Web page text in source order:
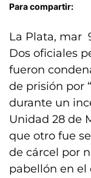
Para compartir:
La Plata, mar
Dos oficiales
fueron
de prisión por
durante un
Unidad 28 de
que otro fue
de cárcel por
pabellón en el